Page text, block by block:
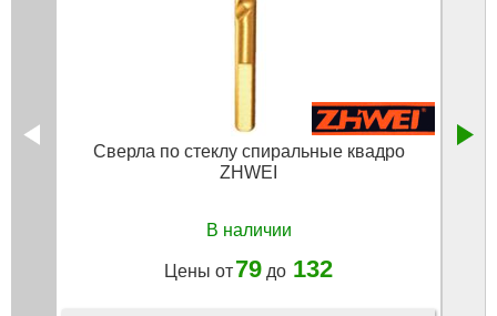
Сверла по стеклу спиральные квадро
ZHWEI
В наличии
Цены от79 до 132